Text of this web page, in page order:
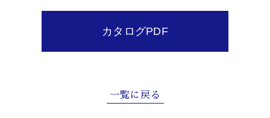
カタログPDF
一覧に戻る